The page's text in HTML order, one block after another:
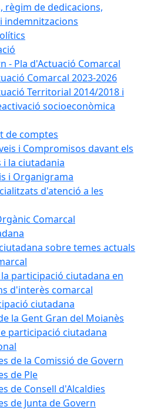
règim de dedicacions,
indemnitzacions
- Pla d'Actuació Comarcal
Comarcal 2023-2026
Territorial 2014/2018 i
socioeconòmica
de comptes
i Compromisos davant els
la ciutadania
i Organigrama
d'atenció a les
Comarcal
sobre temes actuals
participació ciutadana en
d'interès comarcal
ciutadana
la Gent Gran del Moianès
participació ciutadana
de la Comissió de Govern
de Ple
de Consell d'Alcaldies
de Junta de Govern